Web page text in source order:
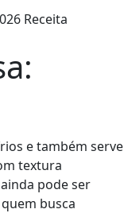
Receita
e também serve
textura
pode ser
busca